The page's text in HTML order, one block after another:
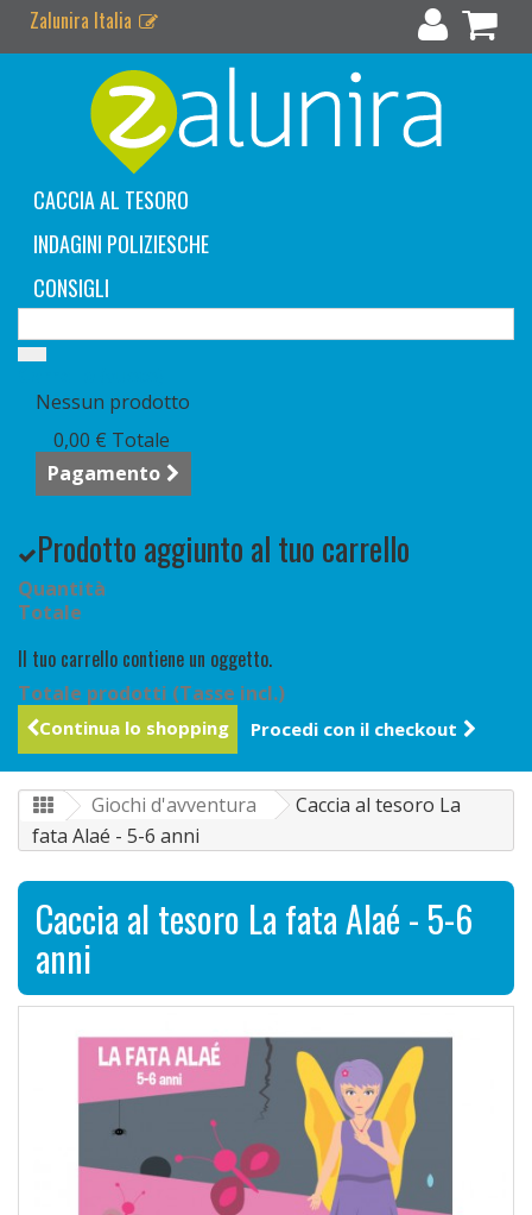
Zalunira Italia
CACCIA AL TESORO
INDAGINI POLIZIESCHE
CONSIGLI
Nessun prodotto
0,00 € Totale
Pagamento
Prodotto aggiunto al tuo carrello
Quantità
Totale
Il tuo carrello contiene un oggetto.
Totale prodotti (Tasse incl.)
Continua lo shopping Procedi con il checkout
Giochi d'avventura
Caccia al tesoro La
fata Alaé - 5-6 anni
Caccia al tesoro La fata Alaé - 5-6
anni